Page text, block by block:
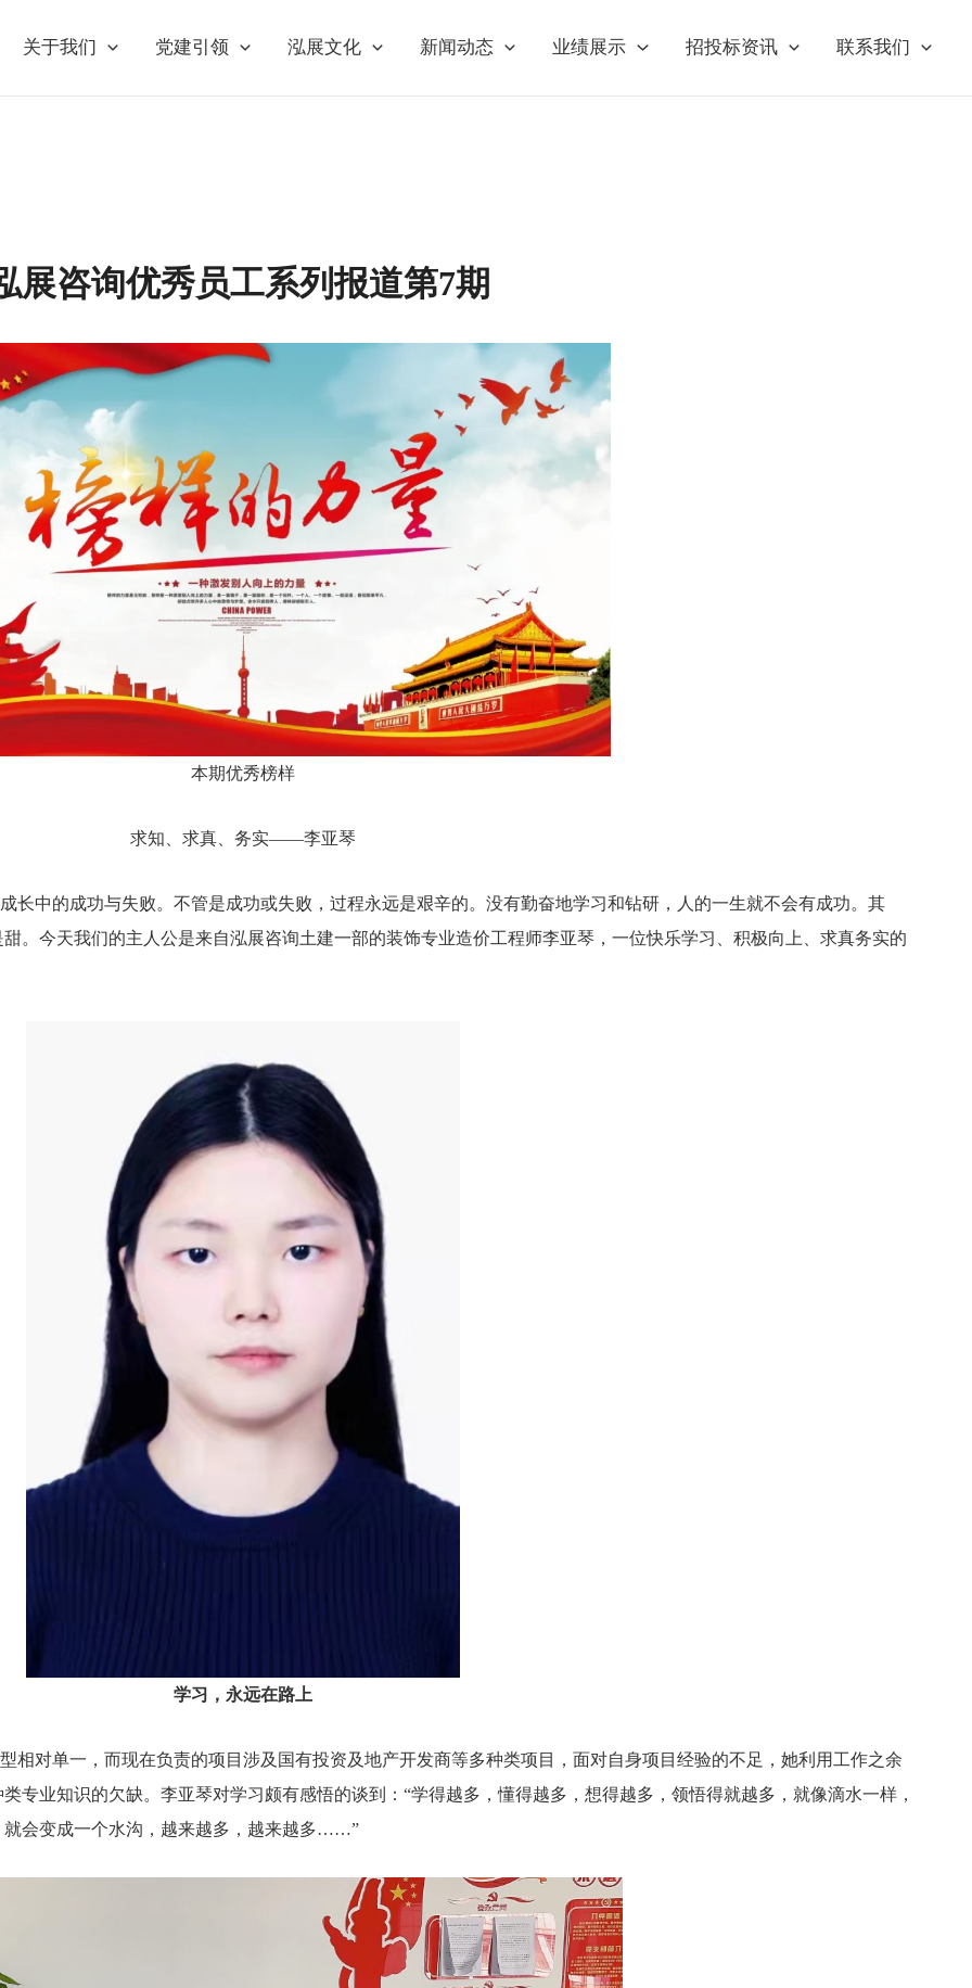
关于我们 党建引领 泓展文化 新闻动态 业绩展示 招投标资讯 联系我们
咨询优秀员工系列报道第7期
本期优秀榜样
求知、求真、务实——李亚琴
中的成功与失败。不管是成功或失败，过程永远是艰辛的。没有勤奋地学习和钻研，人的一生就不会有成功。其
。今天我们的主人公是来自泓展咨询土建一部的装饰专业造价工程师李亚琴，一位快乐学习、积极向上、求真务实的
学习，永远在路上
对单一，而现在负责的项目涉及国有投资及地产开发商等多种类项目，面对自身项目经验的不足，她利用工作之余
专业知识的欠缺。李亚琴对学习颇有感悟的谈到：“学得越多，懂得越多，想得越多，领悟得就越多，就像滴水一样，
就会变成一个水沟，越来越多，越来越多……”